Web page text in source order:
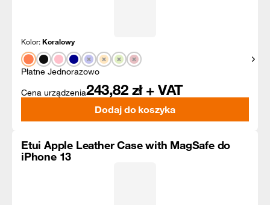
Kolor:Koralowy
Płatne Jednorazowo
Cena urządzenia243,82 zł + VAT
Dodaj do koszyka
Etui Apple Leather Case with MagSafe do
iPhone 13